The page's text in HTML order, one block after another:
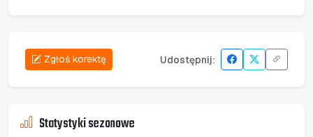
Zgłoś korektę Udostępnij:
Statystyki sezonowe